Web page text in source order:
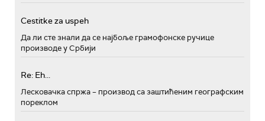
Cestitke za uspeh
Да ли сте знали да се најбоље грамофонске ручице
производе у Србији
Re: Eh...
Лесковачка спржа – производ са заштићеним географским
пореклом